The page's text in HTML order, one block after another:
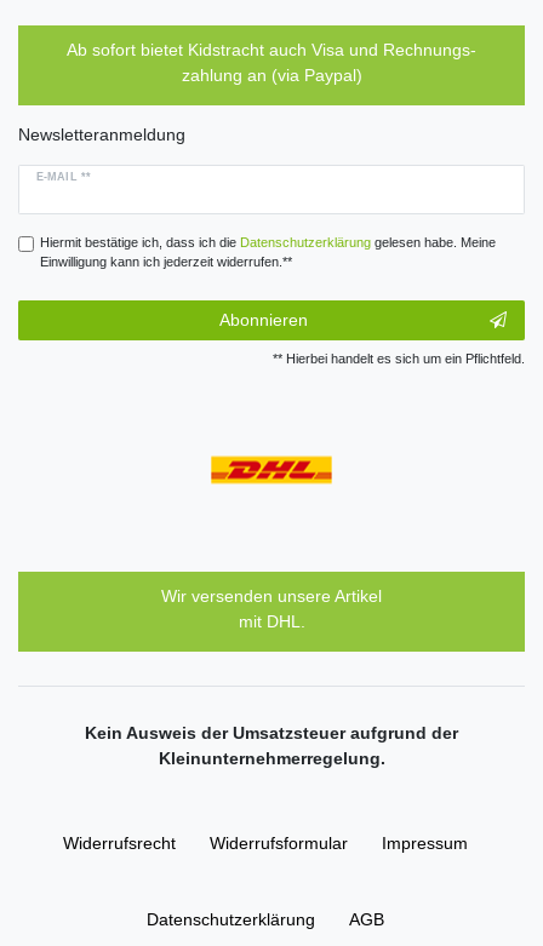
Ab sofort bietet Kidstracht auch Visa und Rechnungs-
zahlung an (via Paypal)
Newsletteranmeldung
E-MAIL **
Hiermit bestätige ich, dass ich die Daten­schutz­erklärunggelesen habe. Meine
Einwilligung kann ich jederzeit widerrufen.**
Abonnieren
** Hierbei handelt es sich um ein Pflichtfeld.
Wir versenden unsere Artikel
mit DHL.
Kein Ausweis der Umsatzsteuer aufgrund der
Kleinunternehmerregelung.
Widerrufs­recht Widerrufs­formular Impressum
Daten­schutz­erklärung AGB